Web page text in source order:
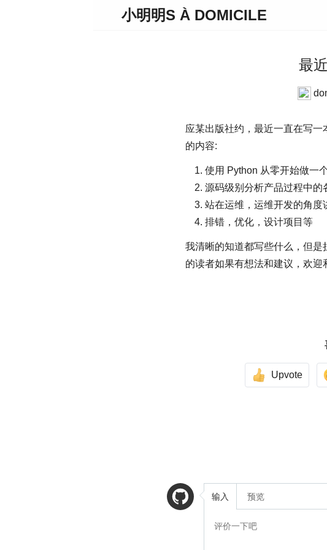
小明明S À DOMICILE
最
应某出版社约，最近一直在写
的内容:
使用 Python 从零开始做一
源码级别分析产品过程中的
站在运维，运维开发的角度
排错，优化，设计项目等
我清晰的知道都写些什么，但
的读者如果有想法和建议，欢迎
Upvote
输入 预览